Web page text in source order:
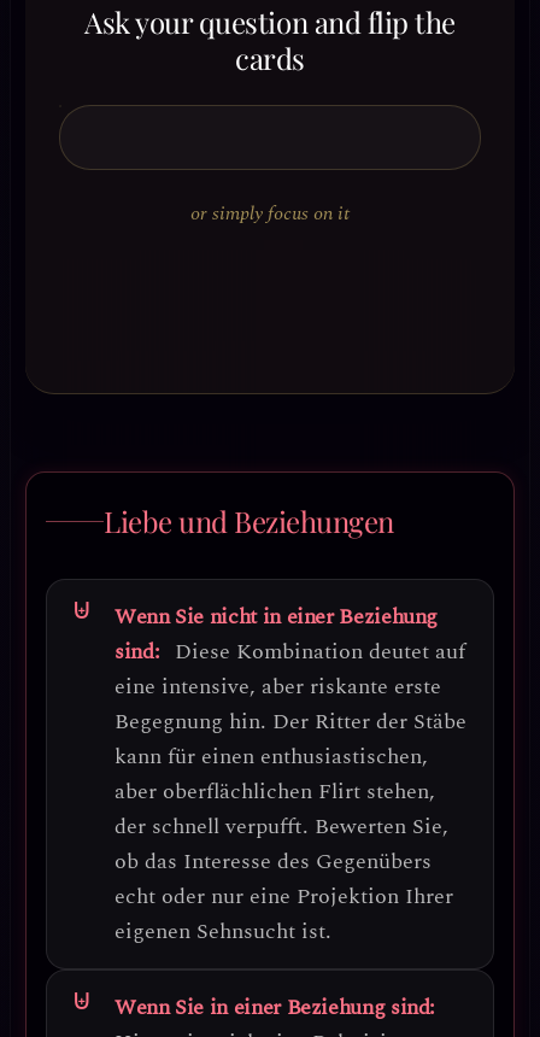
Ask your question and flip the
cards
or simply focus on it
Liebe und Beziehungen
Wenn Sie nicht in einer Beziehung
sind: Diese Kombination deutet auf
eine intensive, aber riskante erste
Begegnung hin. Der Ritter der Stäbe
kann für einen enthusiastischen,
aber oberflächlichen Flirt stehen,
der schnell verpufft. Bewerten Sie,
ob das Interesse des Gegenübers
echt oder nur eine Projektion Ihrer
eigenen Sehnsucht ist.
Wenn Sie in einer Beziehung sind: